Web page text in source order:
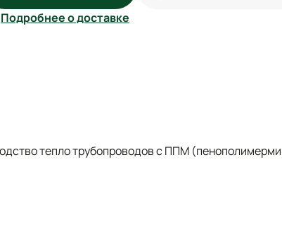
Подробнее о доставке
тепло трубопроводов с ППМ